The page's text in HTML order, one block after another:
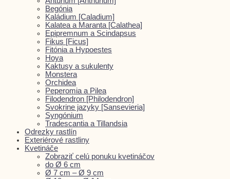
Begónia
Kaládium [Caladium]
Kalatea a Maranta [Calathea]
Epipremnum a Scindapsus
Fikus [Ficus]
Fitónia a Hypoestes
Hoya
Kaktusy a sukulenty
Monstera
Orchidea
Peperomia a Pilea
Filodendron [Philodendron]
Svokrine jazyky [Sansevieria]
Syngónium
Tradescantia a Tillandsia
Odrezky rastlín
Exteriérové rastliny
Kvetináče
Zobraziť celú ponuku kvetináčov
do Ø 6 cm
Ø 7 cm – Ø 9 cm